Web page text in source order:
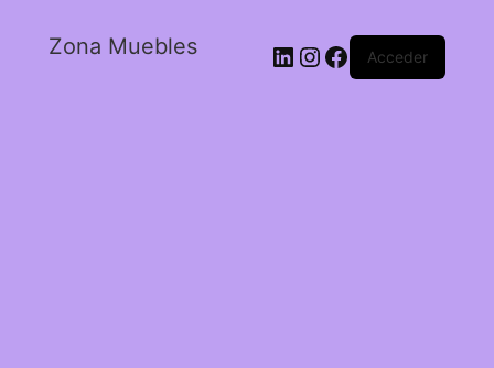
Zona Muebles Acceder